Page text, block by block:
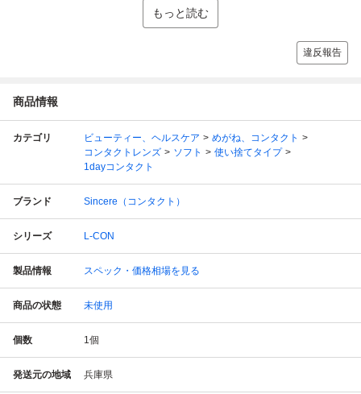
もっと読む
違反報告
商品情報
カテゴリ ビューティー、ヘルスケア
めがね、コンタクト
コンタクトレンズ
ソフト
使い捨てタイプ
1dayコンタクト
ブランド Sincere（コンタクト）
シリーズ L-CON
製品情報 スペック・価格相場を見る
商品の状態 未使用
個数 1個
発送元の地域 兵庫県